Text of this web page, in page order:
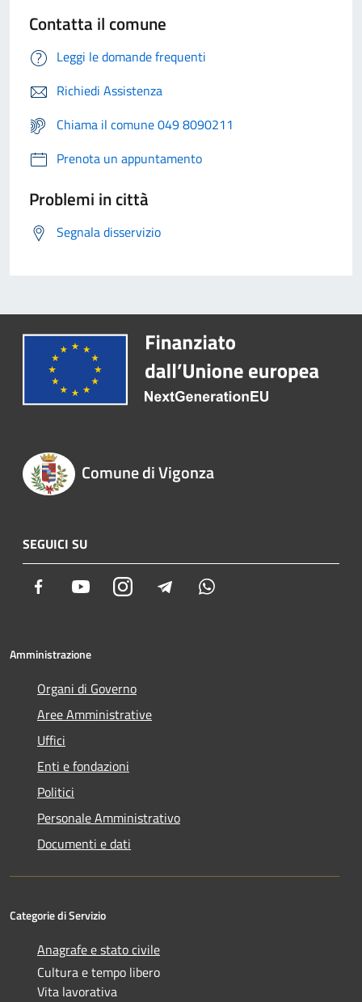
Contatta il comune
Leggi le domande frequenti
Richiedi Assistenza
Chiama il comune 049 8090211
Prenota un appuntamento
Problemi in città
Segnala disservizio
Comune di Vigonza
SEGUICI SU
Facebook YoutubeInstagram Telegram
Amministrazione
Organi di Governo
Aree Amministrative
Uffici
Enti e fondazioni
Politici
Personale Amministrativo
Documenti e dati
Categorie di Servizio
Anagrafe e stato civile
Cultura e tempo libero
Vita lavorativa